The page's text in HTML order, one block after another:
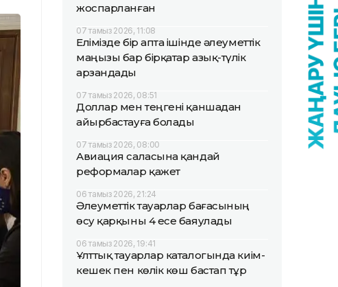
жоспарланған
07 тамыз 2026, 11:08
Елімізде бір апта ішінде әлеуметтік
маңызы бар бірқатар азық-түлік
арзандады
07 тамыз 2026, 08:51
Доллар мен теңгені қаншадан
айырбастауға болады
07 тамыз 2026, 08:00
Авиация саласына қандай
реформалар қажет
06 тамыз 2026, 21:24
Әлеуметтік тауарлар бағасының
өсу қарқыны 4 есе баяулады
06 тамыз 2026, 19:41
Ұлттық тауарлар каталогында киім-
кешек пен көлік көш бастап тұр